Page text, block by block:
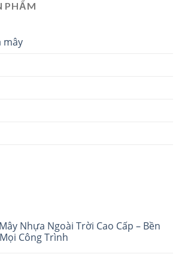
PHẨM
mây
Nhựa Ngoài Trời Cao Cấp – Bền
Công Trình